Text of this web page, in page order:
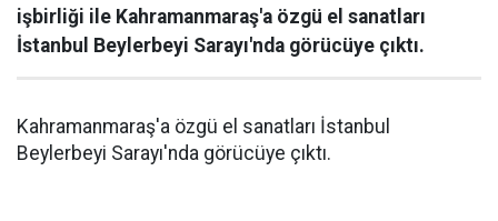
işbirliği ile Kahramanmaraş'a özgü el sanatları
İstanbul Beylerbeyi Sarayı'nda görücüye çıktı.
Kahramanmaraş'a özgü el sanatları İstanbul
Beylerbeyi Sarayı'nda görücüye çıktı.